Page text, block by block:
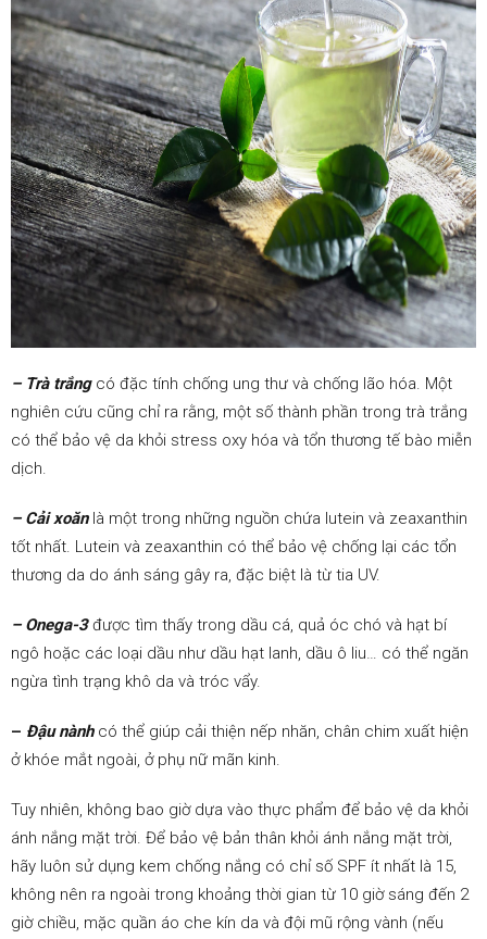
– Trà trắng có đặc tính chống ung thư và chống lão hóa. Một
nghiên cứu cũng chỉ ra rằng, một số thành phần trong trà trắng
có thể bảo vệ da khỏi stress oxy hóa và tổn thương tế bào miễn
dịch.
– Cải xoăn là một trong những nguồn chứa lutein và zeaxanthin
tốt nhất. Lutein và zeaxanthin có thể bảo vệ chống lại các tổn
thương da do ánh sáng gây ra, đặc biệt là từ tia UV.
– Onega-3 được tìm thấy trong dầu cá, quả óc chó và hạt bí
ngô hoặc các loại dầu như dầu hạt lanh, dầu ô liu… có thể ngăn
ngừa tình trạng khô da và tróc vẩy.
– Đậu nànhcó thể giúp cải thiện nếp nhăn, chân chim xuất hiện
ở khóe mắt ngoài, ở phụ nữ mãn kinh.
Tuy nhiên, không bao giờ dựa vào thực phẩm để bảo vệ da khỏi
ánh nắng mặt trời. Để bảo vệ bản thân khỏi ánh nắng mặt trời,
hãy luôn sử dụng kem chống nắng có chỉ số SPF ít nhất là 15,
không nên ra ngoài trong khoảng thời gian từ 10 giờ sáng đến 2
giờ chiều, mặc quần áo che kín da và đội mũ rộng vành (nếu